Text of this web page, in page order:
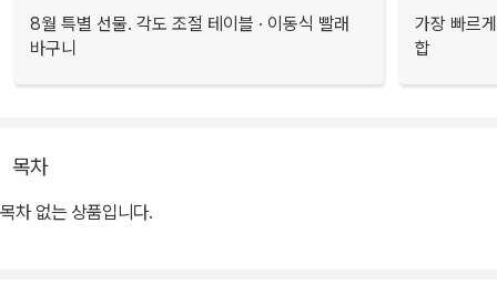
8월 특별 선물. 각도 조절 테이블 · 이동식 빨래
바구니
가장 빠르
합
목차
목차 없는 상품입니다.